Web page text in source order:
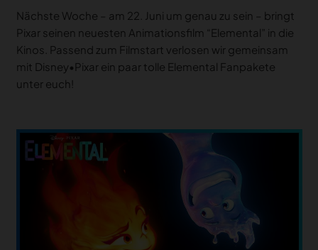
Nächste Woche – am 22. Juni um genau zu sein – bringt
Pixar seinen neuesten Animationsfilm “Elemental” in die
Kinos. Passend zum Filmstart verlosen wir gemeinsam
mit Disney•Pixar ein paar tolle Elemental Fanpakete
unter euch!